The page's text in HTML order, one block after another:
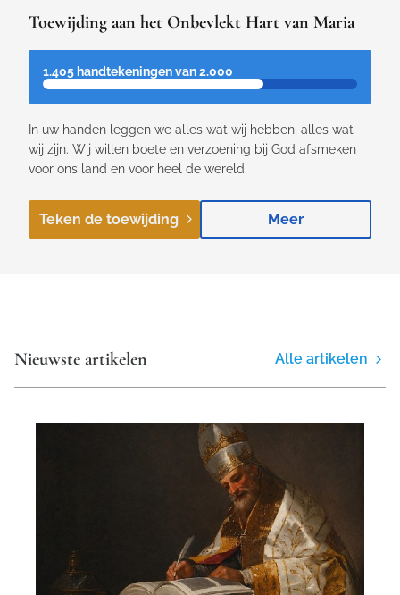
Toewijding aan het Onbevlekt Hart van Maria
1.405 handtekeningen van 2.000
In uw handen leggen we alles wat wij hebben, alles wat
wij zijn. Wij willen boete en verzoening bij God afsmeken
voor ons land en voor heel de wereld.
Teken de toewijding Meer
Nieuwste artikelen Alle artikelen